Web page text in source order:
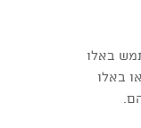
באלו
באלו